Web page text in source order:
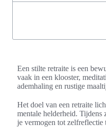
Een stilte retraite is een
vaak in een klooster,
ademhaling en rustige
Het doel van een retraite
mentale helderheid. Tijdens
je vermogen tot zelfreflectie